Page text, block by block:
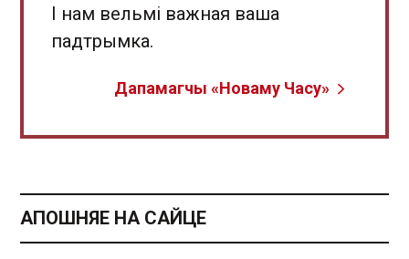
І нам вельмі важная ваша
падтрымка.
Дапамагчы «Новаму Часу»
АПОШНЯЕ НА САЙЦЕ